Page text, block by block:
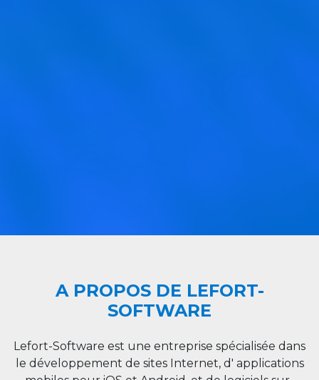
A PROPOS DE LEFORT-
SOFTWARE
Lefort-Software est une entreprise spécialisée dans
le développement de sites Internet, d' applications